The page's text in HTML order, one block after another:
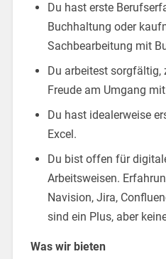
Du hast erste
Buchhaltung oder
Sachbearbeitung mit
Du arbeitest
Freude am Umgang
Du hast idealerweise
Excel.
Du bist offen für
Arbeitsweisen.
Navision, Jira,
sind ein Plus, aber
Was wir bieten